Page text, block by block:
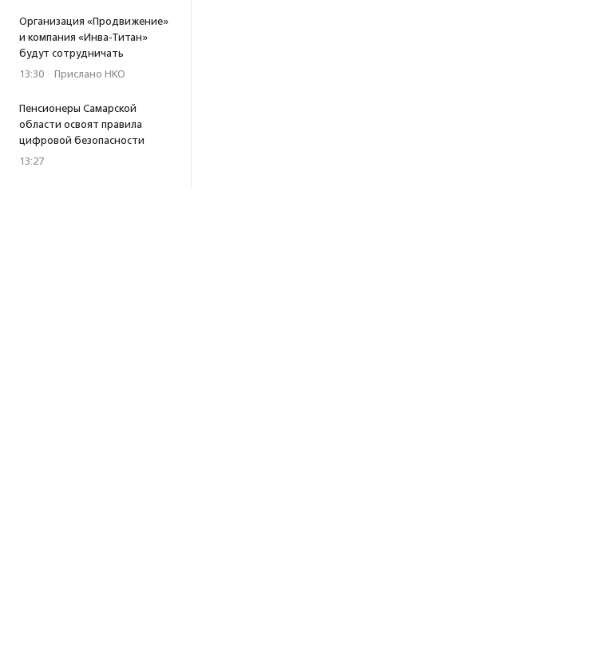
Организация «Продвижение»
и компания «Инва-Титан»
будут сотрудничать
13:30 · Прислано НКО
Пенсионеры Самарской
области освоят правила
цифровой безопасности
13:27